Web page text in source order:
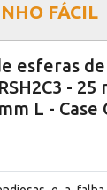
FÁCIL
esferas
- 25
L - Case